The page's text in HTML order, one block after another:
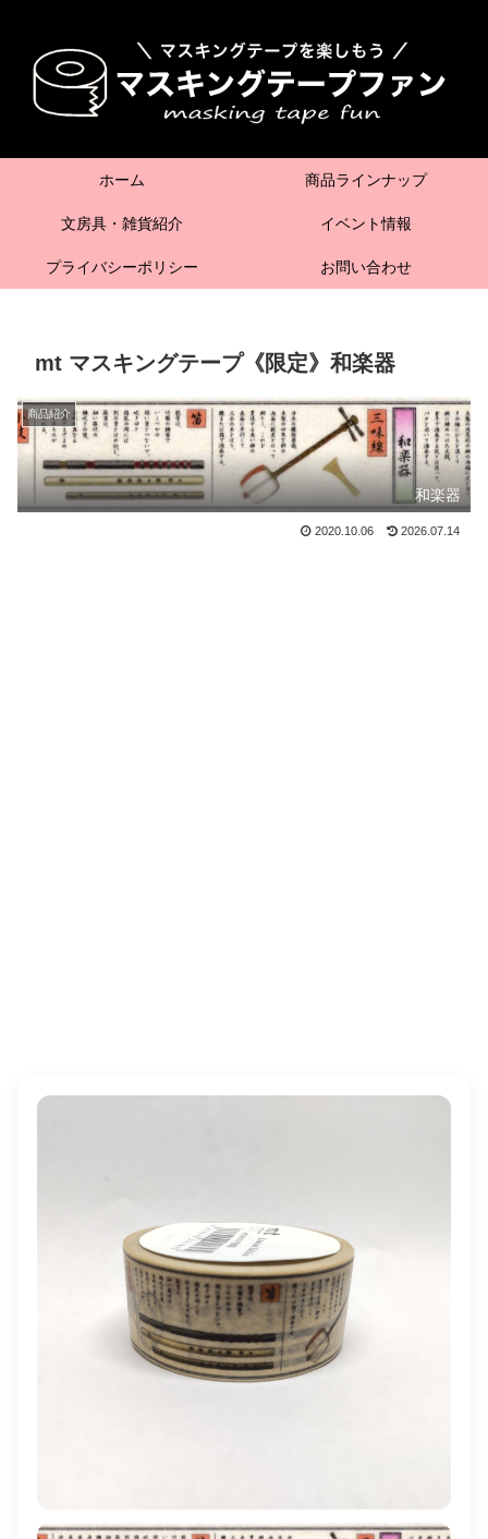
ホーム 商品ラインナップ
文房具・雑貨紹介 イベント情報
プライバシーポリシー お問い合わせ
mt マスキングテープ《限定》和楽器
商品紹介
和楽器
2020.10.06 2026.07.14